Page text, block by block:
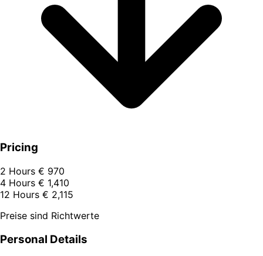
Pricing
2 Hours € 970
4 Hours € 1,410
12 Hours € 2,115
Preise sind Richtwerte
Personal Details